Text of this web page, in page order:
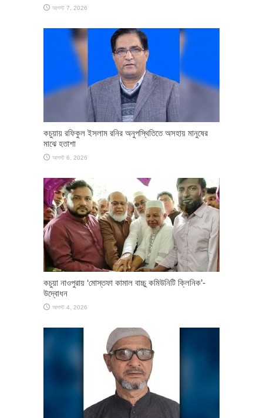
আগস্ট 7, 2026
কচুয়ায় রফিকুল ইসলাম রনির অনুপস্থিতিতে অসহায় মানুষের
মাঝে হতাশা
আগস্ট 6, 2026
কচুয়া নাওপুরায় ‘মোস্তফা কামাল বাচ্চু কমিউনিটি ক্লিনিক’-
উদ্বোধন
আগস্ট 4, 2026